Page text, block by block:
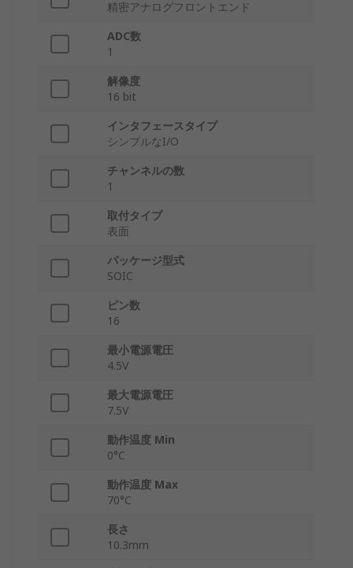
精密アナログフロントエンド
ADC数
1
解像度
16 bit
インタフェースタイプ
シンプルなI/O
チャンネルの数
1
取付タイプ
表面
パッケージ型式
SOIC
ピン数
16
最小電源電圧
4.5V
最大電源電圧
7.5V
動作温度 Min
0°C
動作温度 Max
70°C
長さ
10.3mm